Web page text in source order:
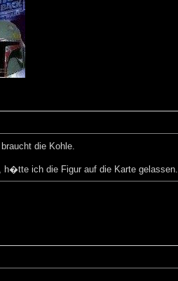
die Kohle.
h�tte ich die Figur auf die Karte gelassen.